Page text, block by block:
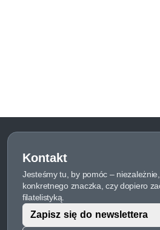
Kontakt
Jesteśmy tu, by pomóc –
konkretnego znaczka, czy dopiero
filatelistyką.
Zapisz się do newslettera